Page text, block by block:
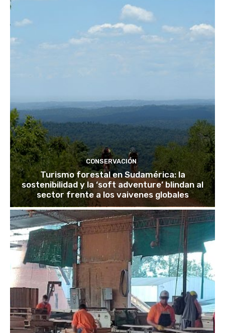
CONSERVACIÓN
Turismo forestal en Sudamérica: la
sostenibilidad y la ‘soft adventure’ blindan al
sector frente a los vaivenes globales